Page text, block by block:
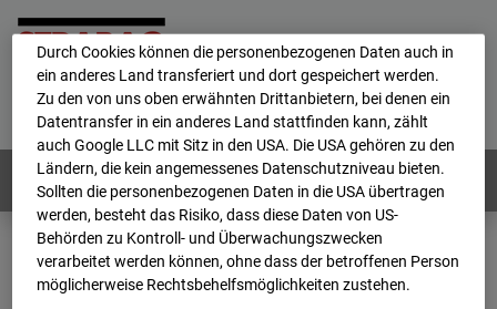
Home E-Mail Impressum
Login
Deutsch / English
Webcams: Alle Länder
Home
Deutschland
BC-104 - BV-Arne Jacobsen Haus
Archiv
Durch Cookies können die personenbezogenen Daten auch in
ein anderes Land transferiert und dort gespeichert werden.
Zu den von uns oben erwähnten Drittanbietern, bei denen ein
Datentransfer in ein anderes Land stattfinden kann, zählt
auch Google LLC mit Sitz in den USA. Die USA gehören zu den
Ländern, die kein angemessenes Datenschutzniveau bieten.
Sollten die personenbezogenen Daten in die USA übertragen
werden, besteht das Risiko, dass diese Daten von US-
Behörden zu Kontroll- und Überwachungszwecken
verarbeitet werden können, ohne dass der betroffenen Person
möglicherweise Rechtsbehelfsmöglichkeiten zustehen.